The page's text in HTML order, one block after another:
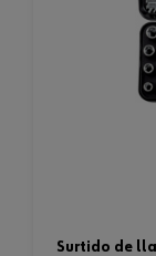
surtido de